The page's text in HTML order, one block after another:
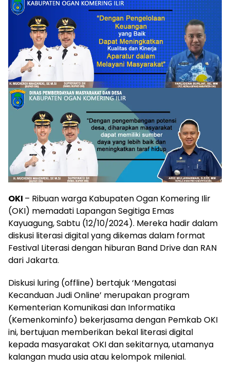
OKI – Ribuan warga Kabupaten Ogan Komering Ilir
(OKI) memadati Lapangan Segitiga Emas
Kayuagung, Sabtu (12/10/2024). Mereka hadir dalam
diskusi literasi digital yang dikemas dalam format
Festival Literasi dengan hiburan Band Drive dan RAN
dari Jakarta.
Diskusi luring (offline) bertajuk ‘Mengatasi
Kecanduan Judi Online’ merupakan program
Kementerian Komunikasi dan Informatika
(Kemenkominfo) bekerjasama dengan Pemkab OKI
ini, bertujuan memberikan bekal literasi digital
kepada masyarakat OKI dan sekitarnya, utamanya
kalangan muda usia atau kelompok milenial.